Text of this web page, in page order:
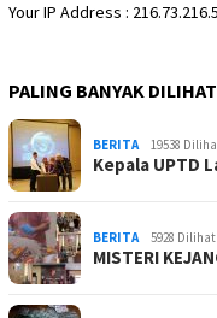
Your IP Address :
PALING BANYAK DILIHAT
BERITA 19538
Kepala UPTD
BERITA 5928 Dilihat
MISTERI